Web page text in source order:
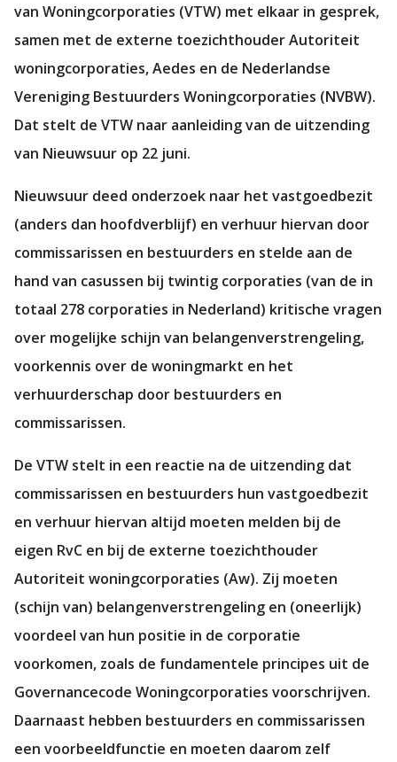
van Woningcorporaties (VTW) met elkaar in gesprek,
samen met de externe toezichthouder Autoriteit
woningcorporaties, Aedes en de Nederlandse
Vereniging Bestuurders Woningcorporaties (NVBW).
Dat stelt de VTW naar aanleiding van de uitzending
van Nieuwsuur op 22 juni.
Nieuwsuur deed onderzoek naar het vastgoedbezit
(anders dan hoofdverblijf) en verhuur hiervan door
commissarissen en bestuurders en stelde aan de
hand van casussen bij twintig corporaties (van de in
totaal 278 corporaties in Nederland) kritische vragen
over mogelijke schijn van belangenverstrengeling,
voorkennis over de woningmarkt en het
verhuurderschap door bestuurders en
commissarissen.
De VTW stelt in een reactie na de uitzending dat
commissarissen en bestuurders hun vastgoedbezit
en verhuur hiervan altijd moeten melden bij de
eigen RvC en bij de externe toezichthouder
Autoriteit woningcorporaties (Aw). Zij moeten
(schijn van) belangenverstrengeling en (oneerlijk)
voordeel van hun positie in de corporatie
voorkomen, zoals de fundamentele principes uit de
Governancecode Woningcorporaties voorschrijven.
Daarnaast hebben bestuurders en commissarissen
een voorbeeldfunctie en moeten daarom zelf